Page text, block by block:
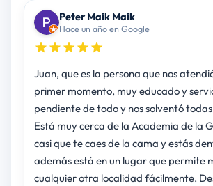
Peter Maik Maik
Hace un año en Google
Juan, que es la persona que nos
primer momento, muy educado y
pendiente de todo y nos solventó
Está muy cerca de la Academia de la
casi que te caes de la cama y estás
además está en un lugar que permite
cualquier otra localidad fácilmente.